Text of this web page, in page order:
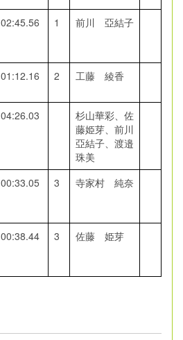
02:45.56 1 前川 亞結子
01:12.16 2 工藤 綾香
04:26.03
杉山華彩、佐
藤姫芽、前川
亞結子、渡邉
珠美
00:33.05 3 寺家村 純奈
00:38.44 3 佐藤 姫芽